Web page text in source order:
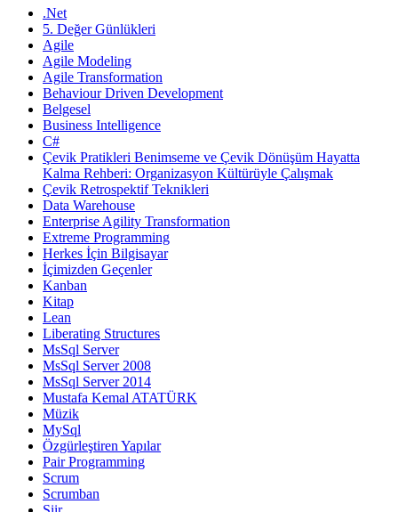
.Net
5. Değer Günlükleri
Agile
Agile Modeling
Agile Transformation
Behaviour Driven Development
Belgesel
Business Intelligence
C#
Çevik Pratikleri Benimseme ve Çevik Dönüşüm Hayatta
Kalma Rehberi: Organizasyon Kültürüyle Çalışmak
Çevik Retrospektif Teknikleri
Data Warehouse
Enterprise Agility Transformation
Extreme Programming
Herkes İçin Bilgisayar
İçimizden Geçenler
Kanban
Kitap
Lean
Liberating Structures
MsSql Server
MsSql Server 2008
MsSql Server 2014
Mustafa Kemal ATATÜRK
Müzik
MySql
Özgürleştiren Yapılar
Pair Programming
Scrum
Scrumban